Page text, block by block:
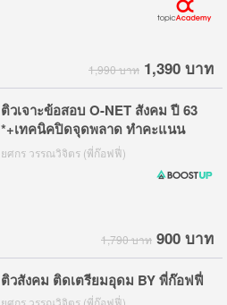
1,990 บาท 1,390 บาท
ติวเจาะข้อสอบ O-NET สังคม ปี 63
*+เทคนิคปิดจุดพลาด ทำคะแนน
ชัวร์ๆ
ยศกร วรรณวิจิตร (พี่ก๊อฟฟี่)
1,790 บาท 900 บาท
ติวสังคม ติดเตรียมอุดม BY พี่ก๊อฟฟี่